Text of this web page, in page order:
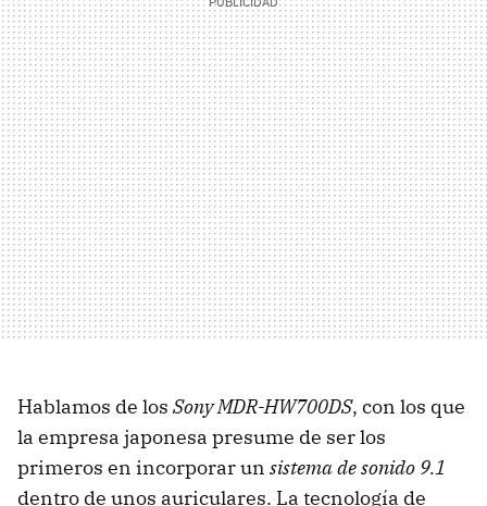
Hablamos de los Sony MDR-HW700DS, con los que
la empresa japonesa presume de ser los
primeros en incorporar un sistema de sonido 9.1
dentro de unos auriculares. La tecnología de